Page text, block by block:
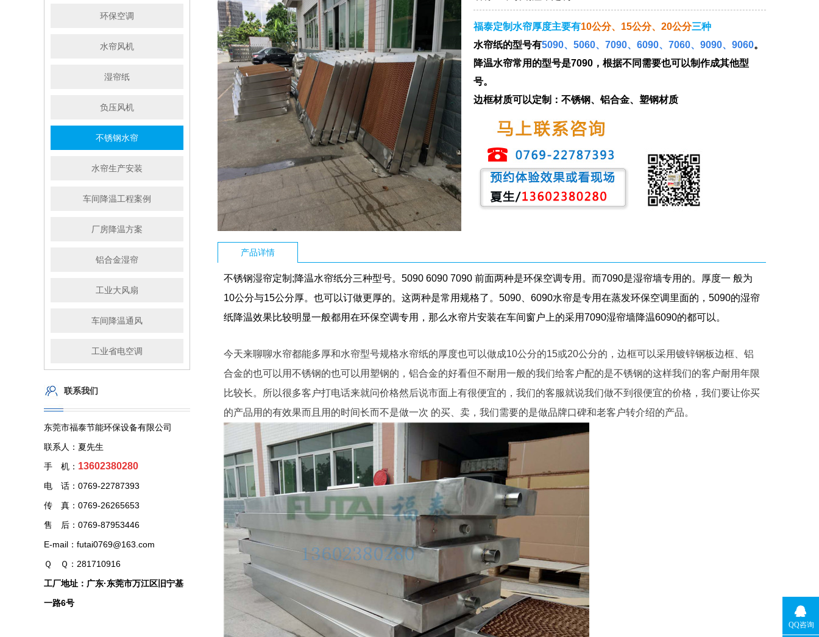
环保空调
水帘风机
湿帘纸
负压风机
不锈钢水帘
水帘生产安装
车间降温工程案例
厂房降温方案
铝合金湿帘
工业大风扇
车间降温通风
工业省电空调
联系我们
东莞市福泰节能环保设备有限公司
联系人：夏先生
手 机： 13602380280
电 话：0769-22787393
传 真：0769-26265653
售 后：0769-87953446
E-mail：futai0769@163.com
Ｑ Ｑ：281710916
工厂地址：广东·东莞市万江区旧宁基
一路6号
福泰定制水帘厚度主要有10公分、 15公分、 20公分三种
水帘纸的型号有5090、 5060、 7090、 6090、 7060、 9090、 9060。
降温水帘常用的型号是7090 ，根据不同需要也可以制作成其他型
号。
边框材质可以定制：不锈钢、铝合金、塑钢材质
产品详情
不锈钢湿帘定制;降温水帘纸分三种型号。5090 6090 7090 前面两种是环保空调专用。而7090是湿帘墙专用的。厚度一 般为
10公分与15公分厚。也可以订做更厚的。这两种是常用规格了。5090、6090水帘是专用在蒸发环保空调里面的，5090的湿帘
纸降温效果比较明显一般都用在环保空调专用，那么水帘片安装在车间窗户上的采用7090湿帘墙降温6090的都可以。
今天来聊聊水帘都能多厚和水帘型号规格水帘纸的厚度也可以做成10公分的15或20公分的，边框可以采用镀锌钢板边框、铝
合金的也可以用不锈钢的也可以用塑钢的，铝合金的好看但不耐用一般的我们给客户配的是不锈钢的这样我们的客户耐用年限
比较长。所以很多客户打电话来就问价格然后说市面上有很便宜的，我们的客服就说我们做不到很便宜的价格，我们要让你买
的产品用的有效果而且用的时间长而不是做一次 的买、卖，我们需要的是做品牌口碑和老客户转介绍的产品。
QQ咨询